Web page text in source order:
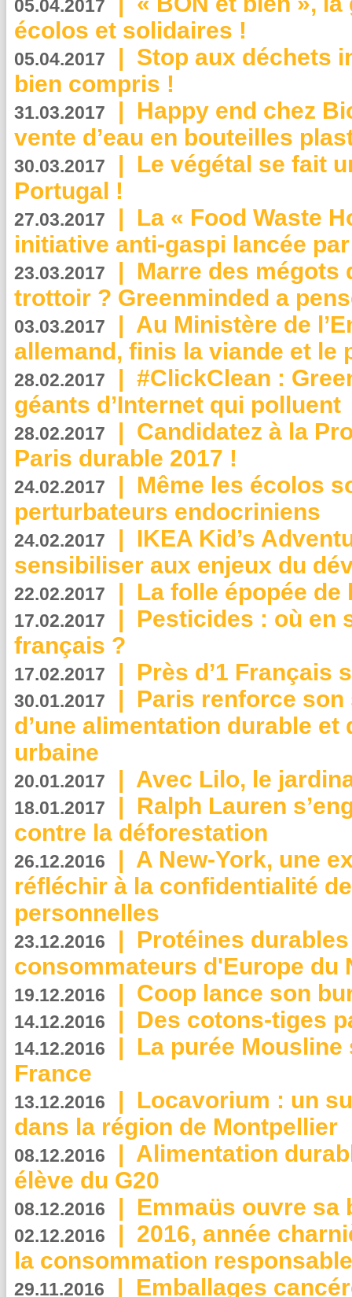
05.04.2017
écolos et solidaires !
05.04.2017 | Stop aux déchets
bien compris !
31.03.2017 | Happy end chez
vente d’eau en bouteilles
30.03.2017 | Le végétal se fait
Portugal !
27.03.2017 | La « Food Waste
initiative anti-gaspi lancée
23.03.2017 | Marre des mégots
trottoir ? Greenminded a
03.03.2017 | Au Ministère de
allemand, finis la viande et le
28.02.2017 | #ClickClean :
géants d’Internet qui polluent
28.02.2017 | Candidatez à la
Paris durable 2017 !
24.02.2017 | Même les écolos
perturbateurs endocriniens
24.02.2017 | IKEA Kid’s
sensibiliser aux enjeux du
22.02.2017 | La folle épopée de
17.02.2017 | Pesticides : où en
français ?
17.02.2017 | Près d’1 Français
30.01.2017 | Paris renforce
d’une alimentation durable et
urbaine
20.01.2017 | Avec Lilo, le
18.01.2017 | Ralph Lauren
contre la déforestation
26.12.2016 | A New-York, une
réfléchir à la confidentialité
personnelles
23.12.2016 | Protéines
consommateurs d'Europe du
19.12.2016 | Coop lance son
14.12.2016 | Des cotons-tiges
14.12.2016 | La purée
France
13.12.2016 | Locavorium : un
dans la région de Montpellier
08.12.2016 | Alimentation
élève du G20
08.12.2016 | Emmaüs ouvre sa
02.12.2016 | 2016, année
la consommation
29.11.2016 | Emballages